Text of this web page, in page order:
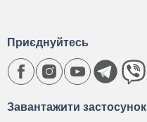
Завантажити застосунок
Приєднуйтесь